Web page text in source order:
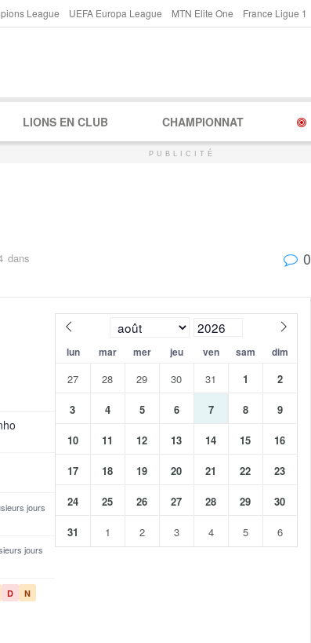
League UEFA Europa League MTN Elite One France Ligue 1
LIONS EN CLUB CHAMPIONNAT
PUBLICITÉ
dans 0
jours
jours
D N
lun mar mer jeu ven sam dim
27 28 29 30 31 1 2
3 4 5 6 7 8 9
10 11 12 13 14 15 16
17 18 19 20 21 22 23
24 25 26 27 28 29 30
31 1 2 3 4 5 6